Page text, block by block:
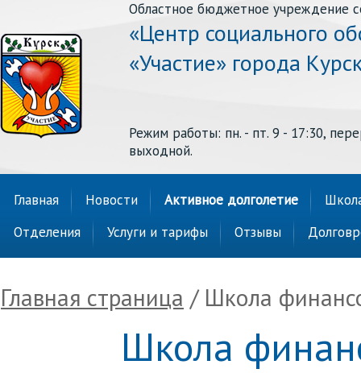
Областное бюджетное учреждение
«Центр социального
«Участие» города
Режим работы: пн. - пт. 9 - 17:30,
выходной.
Главная Новости Активное долголетие
Отделения
Услуги и тарифы Отзывы
Главная страница / Школа
Школа